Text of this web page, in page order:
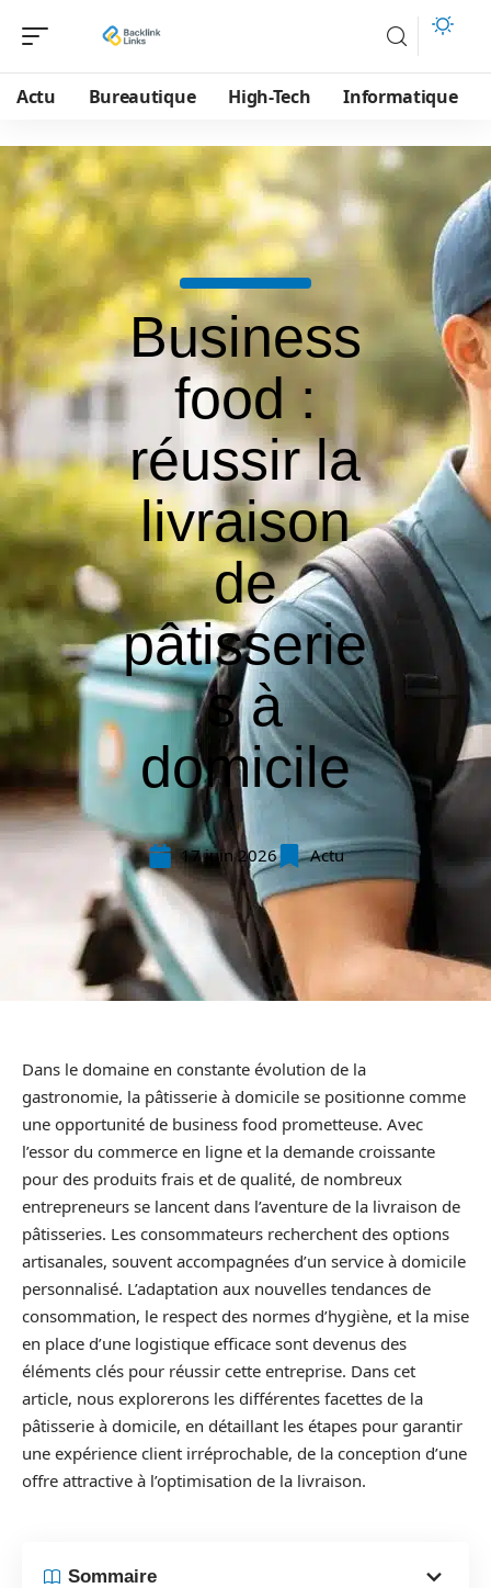
Actu Bureautique High-Tech Informatique
Business
food :
réussir la
livraison
de
pâtisserie
s à
domicile
17 juin 2026 Actu
Dans le domaine en constante évolution de la
gastronomie, la pâtisserie à domicile se positionne comme
une opportunité de business food prometteuse. Avec
l’essor du commerce en ligne et la demande croissante
pour des produits frais et de qualité, de nombreux
entrepreneurs se lancent dans l’aventure de la livraison de
pâtisseries. Les consommateurs recherchent des options
artisanales, souvent accompagnées d’un service à domicile
personnalisé. L’adaptation aux nouvelles tendances de
consommation, le respect des normes d’hygiène, et la mise
en place d’une logistique efficace sont devenus des
éléments clés pour réussir cette entreprise. Dans cet
article, nous explorerons les différentes facettes de la
pâtisserie à domicile, en détaillant les étapes pour garantir
une expérience client irréprochable, de la conception d’une
offre attractive à l’optimisation de la livraison.
Sommaire